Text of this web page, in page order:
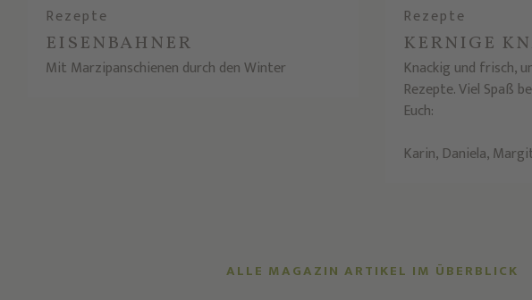
Rezepte
EISENBAHNER
Mit Marzipanschienen durch den Winter
Rezepte
KERNIGE
Knackig und frisch,
Rezepte. Viel Spaß
Euch:
Karin, Daniela,
ALLE MAGAZIN ARTIKEL IM ÜBERBLICK